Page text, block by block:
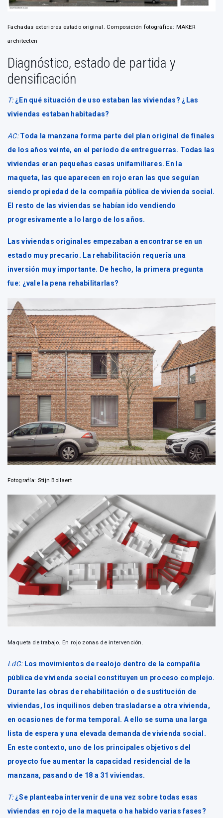
Fachadas exteriores estado original. Composición fotográfica: MAKER
architecten
Diagnóstico, estado de partida y
densificación
T: ¿En qué situación de uso estaban las viviendas? ¿Las
viviendas estaban habitadas?
AC:Toda la manzana forma parte del plan original de finales
de los años veinte, en el período de entreguerras. Todas las
viviendas eran pequeñas casas unifamiliares. En la
maqueta, las que aparecen en rojo eran las que seguían
siendo propiedad de la compañía pública de vivienda social.
El resto de las viviendas se habían ido vendiendo
progresivamente a lo largo de los años.
Las viviendas originales empezaban a encontrarse en un
estado muy precario. La rehabilitación requería una
inversión muy importante. De hecho, la primera pregunta
fue: ¿vale la pena rehabilitarlas?
Fotografía: Stijn Bollaert
Maqueta de trabajo. En rojo zonas de intervención.
LdG:Los movimientos de realojo dentro de la compañía
pública de vivienda social constituyen un proceso complejo.
Durante las obras de rehabilitación o de sustitución de
viviendas, los inquilinos deben trasladarse a otra vivienda,
en ocasiones de forma temporal. A ello se suma una larga
lista de espera y una elevada demanda de vivienda social.
En este contexto, uno de los principales objetivos del
proyecto fue aumentar la capacidad residencial de la
manzana, pasando de 18 a 31 viviendas.
T: ¿Se planteaba intervenir de una vez sobre todas esas
viviendas en rojo de la maqueta o ha habido varias fases?